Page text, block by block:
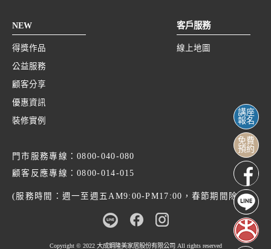
NEW
得獎作品
公益服務
顧客分享
優惠資訊
裝修實例
客戶服務
線上地圖
門市服務專線：0800-040-080
顧客反應專線：0800-014-015
(服務時間：週一至週五AM9:00-PM17:00，春節期間除外)
Copyright © 2022 大成鋼隆美家居股份有限公司 All rights reserved
講座
報名
免費
預約